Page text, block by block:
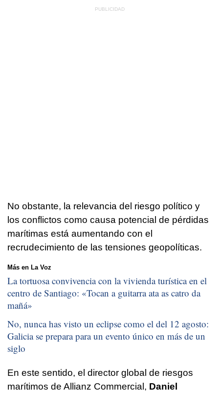
No obstante, la relevancia del riesgo político y
los conflictos como causa potencial de pérdidas
marítimas está aumentando con el
recrudecimiento de las tensiones geopolíticas.
Más en La Voz
La tortuosa convivencia con la vivienda turística en el
centro de Santiago: «Tocan a guitarra ata as catro da
mañá»
No, nunca has visto un eclipse como el del 12 agosto:
Galicia se prepara para un evento único en más de un
siglo
En este sentido, el director global de riesgos
marítimos de Allianz Commercial, Daniel